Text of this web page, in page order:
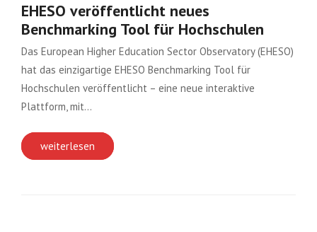
EHESO veröffentlicht neues
Benchmarking Tool für Hochschulen
Das European Higher Education Sector Observatory (EHESO)
hat das einzigartige EHESO Benchmarking Tool für
Hochschulen veröffentlicht – eine neue interaktive
Plattform, mit…
weiterlesen